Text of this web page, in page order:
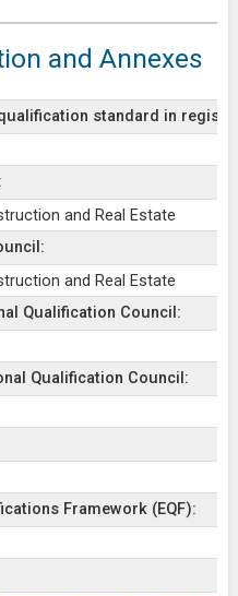
and Annexes
standard in
and Real Estate
and Real Estate
Qualification Council:
Qualification Council:
Framework (EQF):